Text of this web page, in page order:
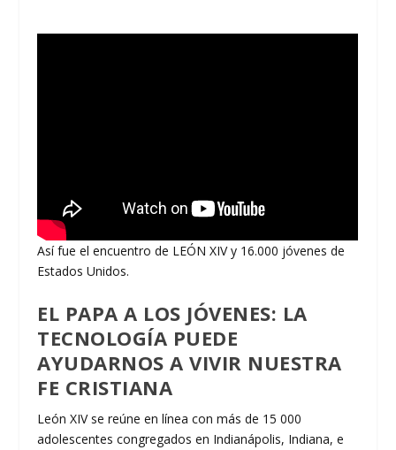
Así fue el encuentro de LEÓN XIV y 16.000 jóvenes de
Estados Unidos.
EL PAPA A LOS JÓVENES: LA
TECNOLOGÍA PUEDE
AYUDARNOS A VIVIR NUESTRA
FE CRISTIANA
León XIV se reúne en línea con más de 15 000
adolescentes congregados en Indianápolis, Indiana, e